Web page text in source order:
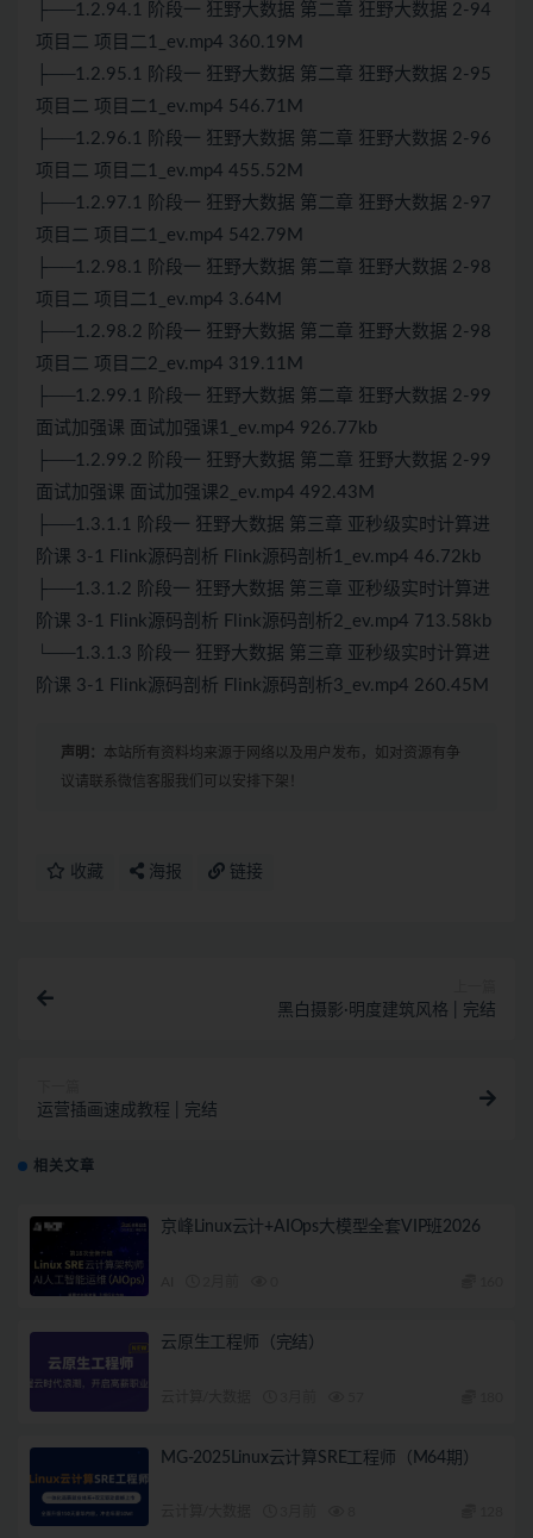
├──1.2.94.1 阶段一 狂野大数据 第二章 狂野大数据 2-94
项目二 项目二1_ev.mp4 360.19M
├──1.2.95.1 阶段一 狂野大数据 第二章 狂野大数据 2-95
项目二 项目二1_ev.mp4 546.71M
├──1.2.96.1 阶段一 狂野大数据 第二章 狂野大数据 2-96
项目二 项目二1_ev.mp4 455.52M
├──1.2.97.1 阶段一 狂野大数据 第二章 狂野大数据 2-97
项目二 项目二1_ev.mp4 542.79M
├──1.2.98.1 阶段一 狂野大数据 第二章 狂野大数据 2-98
项目二 项目二1_ev.mp4 3.64M
├──1.2.98.2 阶段一 狂野大数据 第二章 狂野大数据 2-98
项目二 项目二2_ev.mp4 319.11M
├──1.2.99.1 阶段一 狂野大数据 第二章 狂野大数据 2-99
面试加强课 面试加强课1_ev.mp4 926.77kb
├──1.2.99.2 阶段一 狂野大数据 第二章 狂野大数据 2-99
面试加强课 面试加强课2_ev.mp4 492.43M
├──1.3.1.1 阶段一 狂野大数据 第三章 亚秒级实时计算进
阶课 3-1 Flink源码剖析 Flink源码剖析1_ev.mp4 46.72kb
├──1.3.1.2 阶段一 狂野大数据 第三章 亚秒级实时计算进
阶课 3-1 Flink源码剖析 Flink源码剖析2_ev.mp4 713.58kb
└──1.3.1.3 阶段一 狂野大数据 第三章 亚秒级实时计算进
阶课 3-1 Flink源码剖析 Flink源码剖析3_ev.mp4 260.45M
声明： 本站所有资料均来源于网络以及用户发布，如对资源有争
议请联系微信客服我们可以安排下架！
收藏 海报 链接
黑白摄影·明度建筑风格 | 完结
运营插画速成教程 | 完结
相关文章
京峰Linux云计+AIOps大模型全套VIP班2026
云原生工程师（完结）
MG-2025Linux云计算SRE工程师（M64期）